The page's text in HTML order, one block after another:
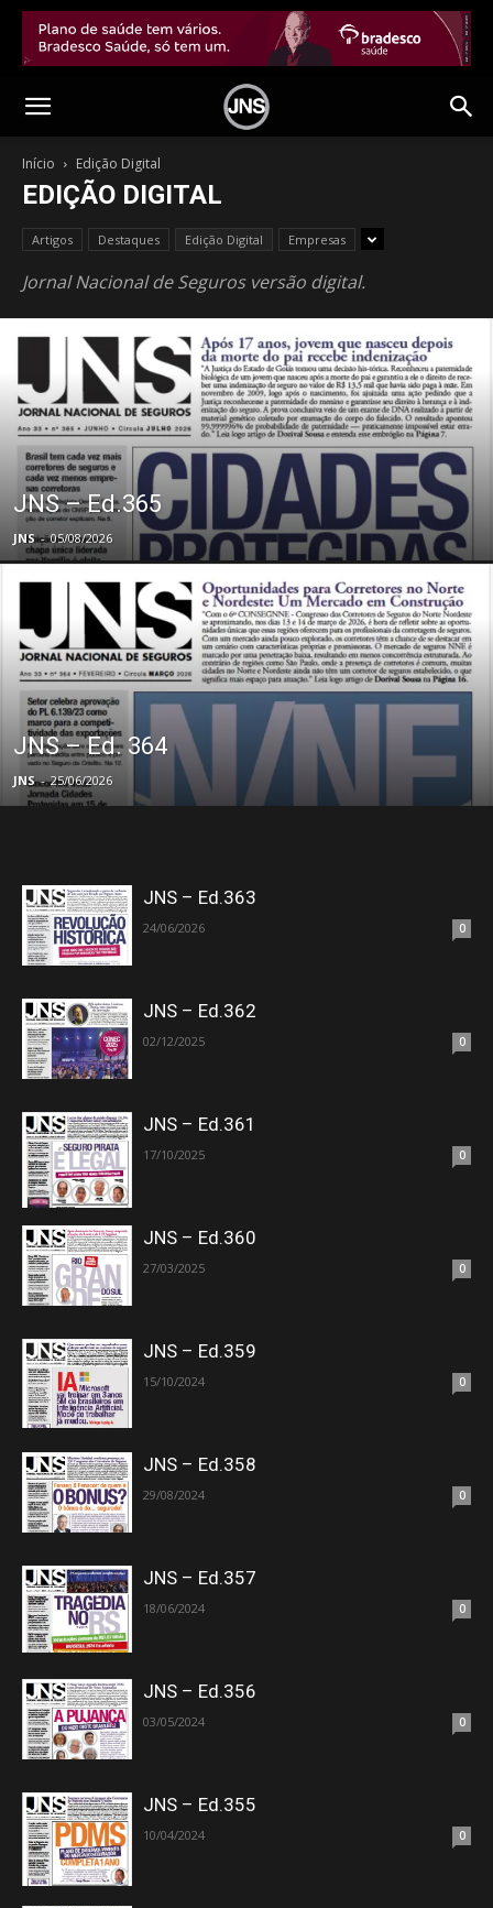
Início Edição Digital
EDIÇÃO DIGITAL
Artigos Destaques Edição Digital Empresas
Jornal Nacional de Seguros versão digital.
JNS – Ed.365
JNS - 05/08/2026
JNS – Ed. 364
JNS - 25/06/2026
JNS – Ed.363
24/06/2026 0
JNS – Ed.362
02/12/2025 0
JNS – Ed.361
17/10/2025 0
JNS – Ed.360
27/03/2025 0
JNS – Ed.359
15/10/2024 0
JNS – Ed.358
29/08/2024 0
JNS – Ed.357
18/06/2024 0
JNS – Ed.356
03/05/2024 0
JNS – Ed.355
10/04/2024 0